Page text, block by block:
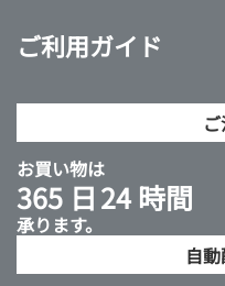
ご利用ガイド
お買い物は
365 日24 時間
承ります。
自